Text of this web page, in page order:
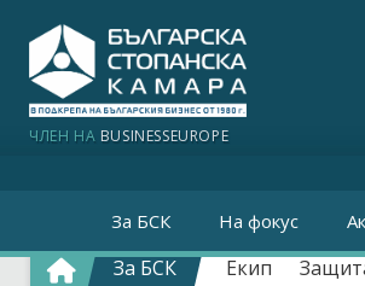
ЧЛЕН НА BUSINESSEUROPE
За БСК На фокус
За БСК Екип